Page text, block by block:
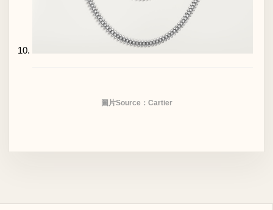
圖片Source：Cartier